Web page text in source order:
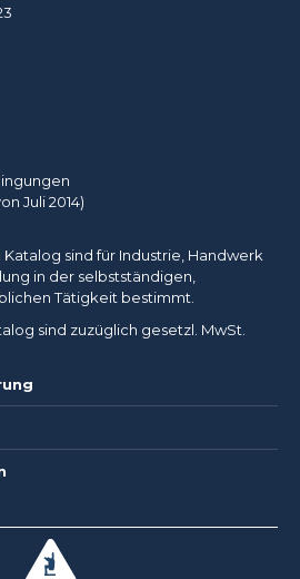
Juli 2014)
sind für Industrie, Handwerk
in der selbstständigen,
Tätigkeit bestimmt.
sind zuzüglich gesetzl. MwSt.